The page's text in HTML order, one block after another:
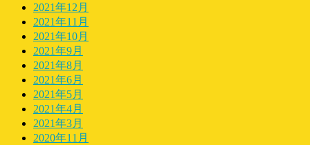
2021年12月
2021年11月
2021年10月
2021年9月
2021年8月
2021年6月
2021年5月
2021年4月
2021年3月
2020年11月